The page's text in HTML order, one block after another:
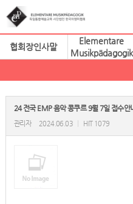
협회장인사말
Elementare
Musikpädagogik
24 전국 EMP 음악 콩쿠르 9월 7일 접수안
관리자 2024.06.03 HIT 1079